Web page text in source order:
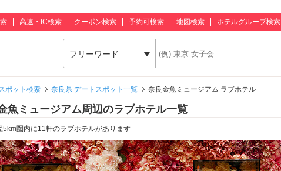
高速・IC検索 クーポン検索 予約可検索 地図検索 ホテルグループ検索
フリーワード
ポット検索 奈良県 デートスポット一覧 奈良金魚ミュージアム ラブホテル
魚ミュージアム周辺のラブホテル一覧
5km圏内に11軒のラブホテルがあります